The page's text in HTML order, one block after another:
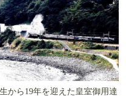
から19年を迎えた皇室御用達